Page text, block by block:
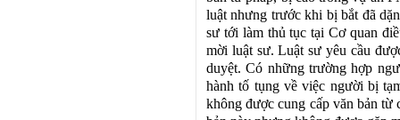
luật nhưng trước khi bị bắt đã
sư tới làm thủ tục tại Cơ quan
mời luật sư. Luật sư yêu cầu
duyệt. Có những trường hợp
hành tố tụng về việc người bị
không được cung cấp văn bản từ